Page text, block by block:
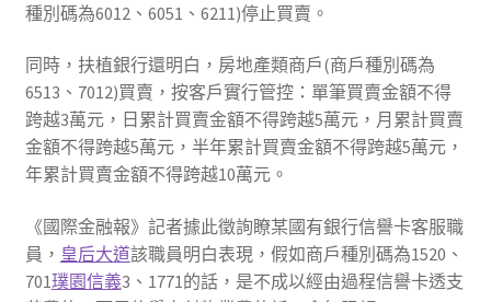
種別碼為6012、6051、6211)停止買賣。
同時，扶植銀行還明白，房地產類商戶(商戶種別碼為
6513、7012)買賣，按客戶實行管控：單筆買賣金額不得
跨越3萬元，日累計買賣金額不得跨越5萬元，月累計買賣
金額不得跨越5萬元，半年累計買賣金額不得跨越5萬元，
年累計買賣金額不得跨越10萬元。
《國際金融報》記者據此徵詢瞭某國有銀行信譽卡客服職
員， 皇后大道該職員明白表現，假如商戶種別碼為1520、
701璞園信義3、1771的話，是不成以經由過程信譽卡透支